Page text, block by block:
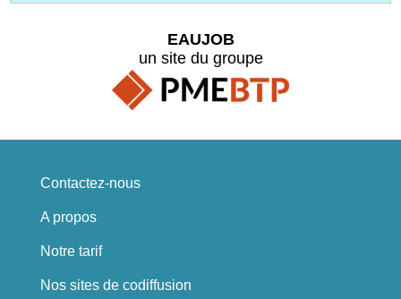
EAUJOB
un site du groupe
Contactez-nous
A propos
Notre tarif
Nos sites de codiffusion